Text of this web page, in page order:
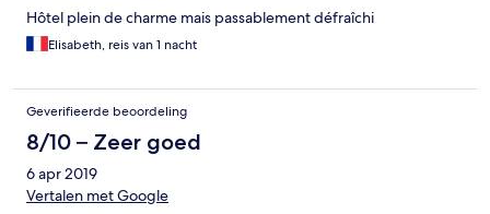
Hôtel plein de charme mais passablement défraîchi
Elisabeth, reis van 1 nacht
Geverifieerde beoordeling
8/10 – Zeer goed
6 apr 2019
Vertalen met Google